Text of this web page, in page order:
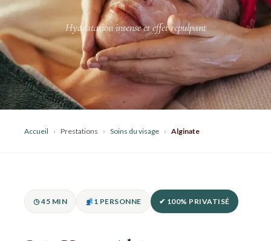
Hydratation intense et effet repulpant
Accueil › Prestations › Soins du visage › Alginate
◷ 45 MIN 1 PERSONNE ✔ 100% PRIVATISÉ